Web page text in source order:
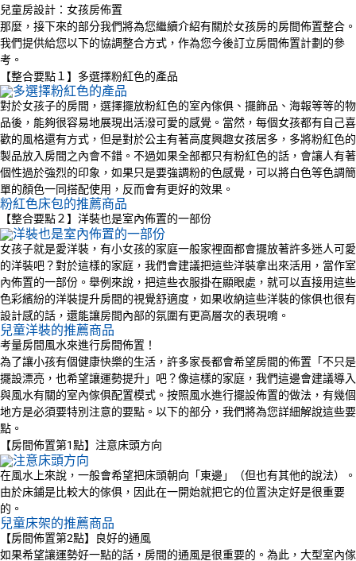
兒童房設計：女孩房佈置
那麼，接下來的部分我們將為您繼續介紹有關於女孩房的房間佈置整合。
我們提供給您以下的協調整合方式，作為您今後訂立房間佈置計劃的參
考。
【整合要點１】多選擇粉紅色的產品
對於女孩子的房間，選擇擺放粉紅色的室內傢俱、擺飾品、海報等等的物
品後，能夠很容易地展現出活潑可愛的感覺。當然，每個女孩都有自己喜
歡的風格還有方式，但是對於公主有著高度興趣女孩居多，多將粉紅色的
製品放入房間之內會不錯。不過如果全部都只有粉紅色的話，會讓人有著
個性過於強烈的印象，如果只是要強調粉的色感覺，可以將白色等色調簡
單的顏色一同搭配使用，反而會有更好的效果。
粉紅色床包的推薦商品
【整合要點２】洋裝也是室內佈置的一部份
女孩子就是愛洋裝，有小女孩的家庭一般家裡面都會擺放著許多迷人可愛
的洋裝吧？對於這樣的家庭，我們會建議把這些洋裝拿出來活用，當作室
內佈置的一部份。舉例來說，把這些衣服掛在顯眼處，就可以直接用這些
色彩繽紛的洋裝提升房間的視覺舒適度，如果收納這些洋裝的傢俱也很有
設計感的話，還能讓房間內部的氛圍有更高層次的表現唷。
兒童洋裝的推薦商品
考量房間風水來進行房間佈置！
為了讓小孩有個健康快樂的生活，許多家長都會希望房間的佈置「不只是
擺設漂亮，也希望讓運勢提升」吧？像這樣的家庭，我們這邊會建議導入
與風水有關的室內傢俱配置模式。按照風水進行擺設佈置的做法，有幾個
地方是必須要特別注意的要點。以下的部分，我們將為您詳細解說這些要
點。
【房間佈置第1點】注意床頭方向
在風水上來說，一般會希望把床頭朝向「東邊」（但也有其他的說法）。
由於床鋪是比較大的傢俱，因此在一開始就把它的位置決定好是很重要
的。
兒童床架的推薦商品
【房間佈置第2點】良好的通風
如果希望讓運勢好一點的話，房間的通風是很重要的。為此，大型室內傢